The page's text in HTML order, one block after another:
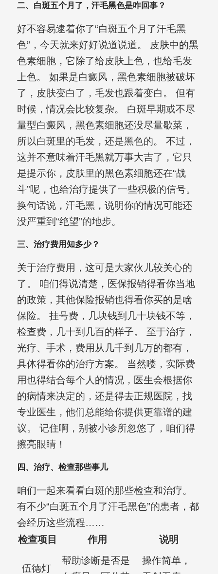
二、白斑五个月了，汗毛黑色是咋回事？
好不容易逮着你了“白斑五个月了汗毛黑
色”，今天就来好好说道说道。 皮肤中的黑
色素细胞，它除了给皮肤上色，也给毛发
上色。 如果是白癜风，黑色素细胞被破坏
了，皮肤变白了，毛发也跟着变白。 但有
时候，情况会比较复杂。 白斑早期或不尽
量型白癜风，黑色素细胞还没尽量歇菜，
所以白斑里的毛发，还是黑色的。 不过，
这并不意味着汗毛黑就万事大吉了，它只
是提示你，皮肤里的黑色素细胞还在“战
斗”呢，也给治疗提供了一些积极的信号。
换句话说，汗毛黑，说明你的情况可能还
没严重到“绝望”的地步。
三、治疗费用知多少？
关于治疗费用，这可是大家伙儿较关心的
了。 咱们得说清楚，医保报销得看你当地
的政策，其他保险报销也得看你买的是啥
保险。 挂号费，几块钱到几十块钱不等，
检查费，几十到几百的样子。 至于治疗，
光疗、手术，费用从几千到几万的都有，
具体得看你的治疗方案。 当然喽，实际费
用也得结合每个人的情况，医生会根据你
的病情来决定的，还是得去正规医院，找
专业医生，他们总能给你提供更靠谱的建
议。 记住啊，别被小诊所忽悠了，咱们得
擦亮眼睛！
四、治疗、检查那些事儿
咱们一起来看看白斑的那些检查和治疗。
有不少“白斑五个月了汗毛黑色”的患者，都
会经历这些流程……
检查项目
作用 说明
伍德灯
帮助诊断是否是
操作简单，